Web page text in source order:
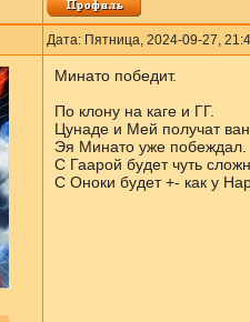
Дата: Пятница, 2024-09-27,
Минато победит.
По клону на каге и ГГ.
Цунаде и Мей получат
Эя Минато уже побеждал.
С Гаарой будет чуть
С Оноки будет +- как у